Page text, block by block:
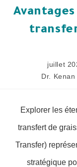
Dr. Kenan
Explorer les
transfert de
Transfer)
stratégique